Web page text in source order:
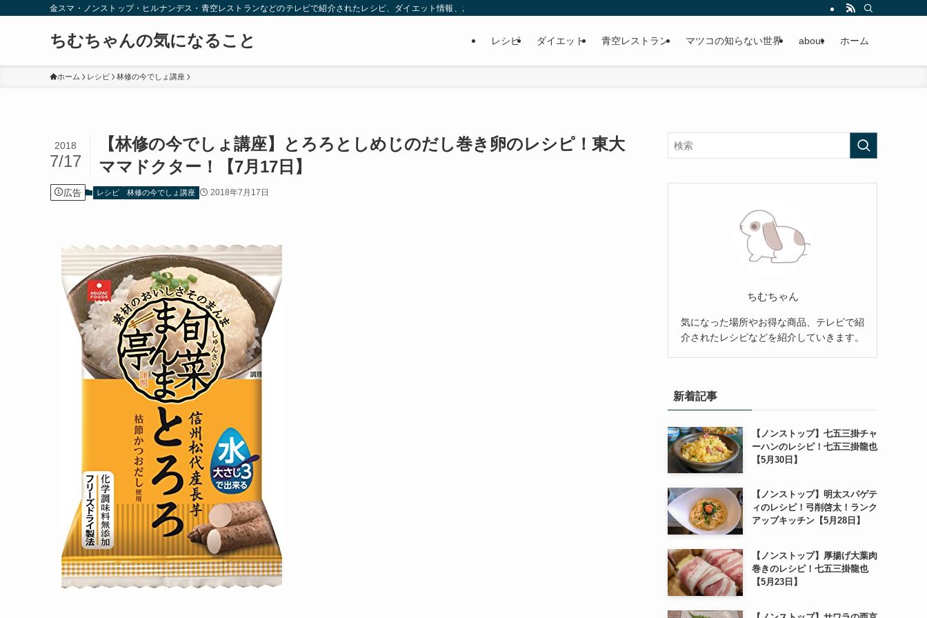
金スマ・ノンストップ・ヒルナンデス・青空レストランなどのテレビで紹介されたレシピ、ダイエット情報、お取り寄せなどを紹介します。
ちむちゃんの気になること レシピ ダイエット 青空レストラン マツコの知らない世界 about ホーム
ホーム レシピ 林修の今でしょ講座
【林修の今でしょ講座】とろろとしめじのだし巻き卵のレシピ！東大
ママドクター！【7月17日】
2018
7/17
広告 レシピ 林修の今でしょ講座 2018年7月17日
ちむちゃん
気になった場所やお得な商品、テレビで紹
介されたレシピなどを紹介していきます。
新着記事
【ノンストップ】七五三掛チャ
ーハンのレシピ！七五三掛龍也
【5月30日】
【ノンストップ】明太スパゲテ
ィのレシピ！弓削啓太！ランク
アップキッチン【5月28日】
【ノンストップ】厚揚げ大葉肉
巻きのレシピ！七五三掛龍也
【5月23日】